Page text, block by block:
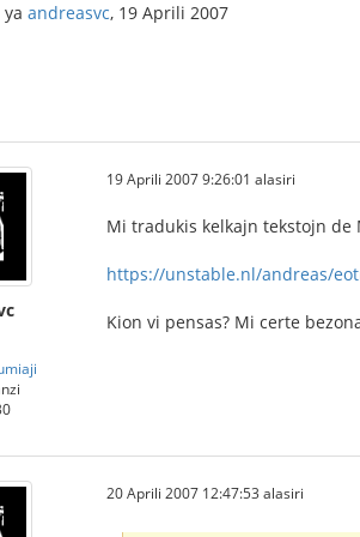
ya andreasvc, 19 Aprili 2007
19 Aprili 2007 9:26:01 alasiri
Mi tradukis kelkajn tekstojn de
https://unstable.nl/andreas/
Kion vi pensas? Mi certe
20 Aprili 2007 12:47:53 alasiri